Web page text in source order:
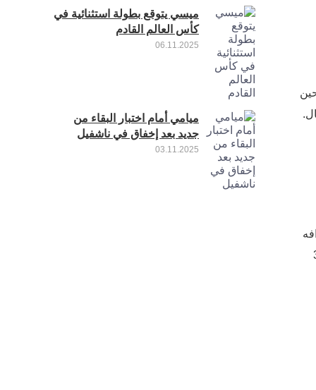
دولار. في حين
جيد في أواخر 30
ميسي يتوقع بطولة استثنائية في
كأس العالم القادم
06.11.2025
ميامي أمام اختبار البقاء من
جديد بعد إخفاق في ناشفيل
03.11.2025